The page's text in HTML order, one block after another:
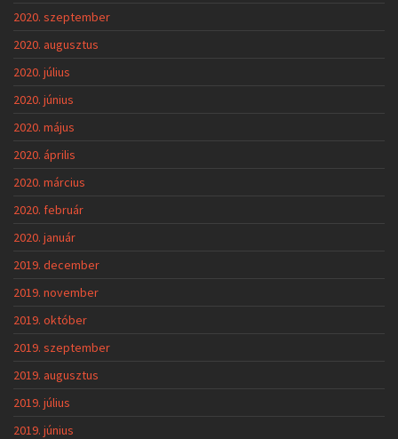
2020. szeptember
2020. augusztus
2020. július
2020. június
2020. május
2020. április
2020. március
2020. február
2020. január
2019. december
2019. november
2019. október
2019. szeptember
2019. augusztus
2019. július
2019. június